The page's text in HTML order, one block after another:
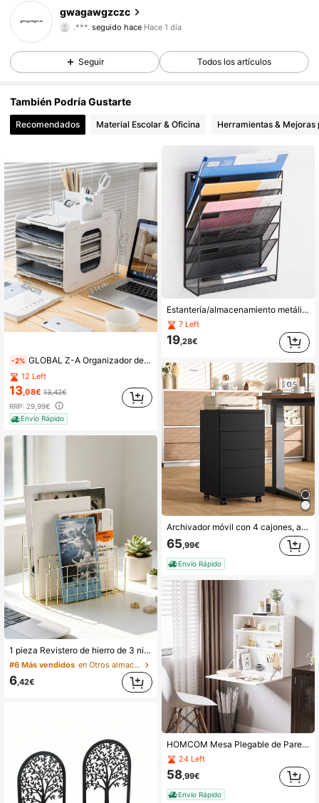
gwagawgzczc
4,64
120 Seguidores
.***. seguido hace Hace 1 día
4,64 120 Seguidores
4,64
4,64 120 Seguidores
4,64 120 Seguidores
4,64 120 Seguidores
Seguir Todos los artículos
También Podría Gustarte
Recomendados Material Escolar & Oficina Herramientas & Mejoras
-2% GLOBAL Z-A Organizador de papel A4 para oficina,Bandeja organizadora de documentos,WPC estante de archivador de documentos, carta, libro, folleto, estante libros portador de malla metálica de alambre, soporte de almacenamiento 3pisos 4pisos
12 Left
13,08€ 13,42€
RRP: 29,99€
Envío Rápido
1 pieza Revistero de hierro de 3 niveles - Organizador de revistas/periódicos con estilo y cesta de almacenamiento, adecuado para la oficina en el hogar
#6 Más vendidos en Otros almacenamientos para la oficina en casa
6 ,42€
Estantería/almacenamiento metálico de cinco niveles para montaje en pared, ideal para periódicos y revistas, material de oficina, sujetalibros y portadocumentos.
7 Left
19,28€
Archivador móvil con 4 cajones, archivador bajo escritorio con ruedas, mueble de oficina para casa y oficina, blanco/negro, 33 x 39 x 63,5 cm
65,99€
Envío Rápido
HOMCOM Mesa Plegable de Pared Moderno Escritorio Flotante Multifuncional con Estantes de Almacenamiento Carga 40 kg para Dormitorio Salón Oficina 64x20x60 cm Blanco
24 Left
58,99€
Envío Rápido